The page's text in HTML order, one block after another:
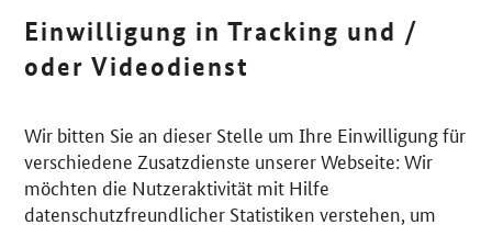
Einwilligung in Tracking und /
oder Videodienst
Wir bitten Sie an dieser Stelle um Ihre Einwilligung für
verschiedene Zusatzdienste unserer Webseite: Wir
möchten die Nutzeraktivität mit Hilfe
datenschutzfreundlicher Statistiken verstehen, um